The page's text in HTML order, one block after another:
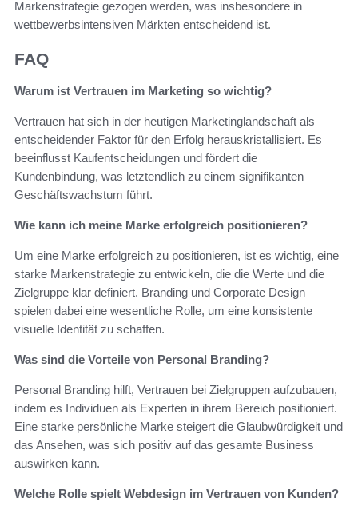
Markenstrategie gezogen werden, was insbesondere in
wettbewerbsintensiven Märkten entscheidend ist.
FAQ
Warum ist Vertrauen im Marketing so wichtig?
Vertrauen hat sich in der heutigen Marketinglandschaft als
entscheidender Faktor für den Erfolg herauskristallisiert. Es
beeinflusst Kaufentscheidungen und fördert die
Kundenbindung, was letztendlich zu einem signifikanten
Geschäftswachstum führt.
Wie kann ich meine Marke erfolgreich positionieren?
Um eine Marke erfolgreich zu positionieren, ist es wichtig, eine
starke Markenstrategie zu entwickeln, die die Werte und die
Zielgruppe klar definiert. Branding und Corporate Design
spielen dabei eine wesentliche Rolle, um eine konsistente
visuelle Identität zu schaffen.
Was sind die Vorteile von Personal Branding?
Personal Branding hilft, Vertrauen bei Zielgruppen aufzubauen,
indem es Individuen als Experten in ihrem Bereich positioniert.
Eine starke persönliche Marke steigert die Glaubwürdigkeit und
das Ansehen, was sich positiv auf das gesamte Business
auswirken kann.
Welche Rolle spielt Webdesign im Vertrauen von Kunden?